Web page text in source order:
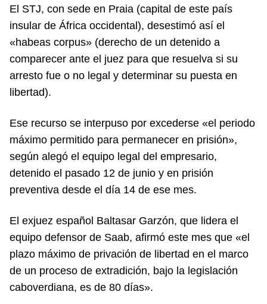
El STJ, con sede en Praia (capital de este país
insular de África occidental), desestimó así el
«habeas corpus» (derecho de un detenido a
comparecer ante el juez para que resuelva si su
arresto fue o no legal y determinar su puesta en
libertad).
Ese recurso se interpuso por excederse «el periodo
máximo permitido para permanecer en prisión»,
según alegó el equipo legal del empresario,
detenido el pasado 12 de junio y en prisión
preventiva desde el día 14 de ese mes.
El exjuez español Baltasar Garzón, que lidera el
equipo defensor de Saab, afirmó este mes que «el
plazo máximo de privación de libertad en el marco
de un proceso de extradición, bajo la legislación
caboverdiana, es de 80 días».